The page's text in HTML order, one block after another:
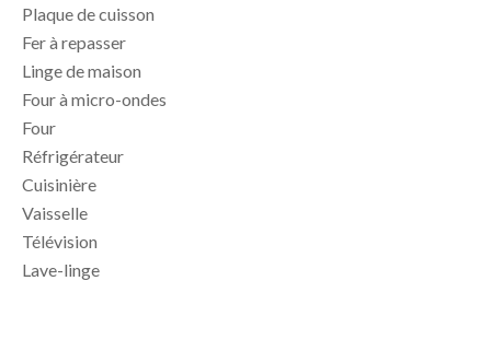
Plaque de cuisson
Fer à repasser
Linge de maison
Four à micro-ondes
Four
Réfrigérateur
Cuisinière
Vaisselle
Télévision
Lave-linge